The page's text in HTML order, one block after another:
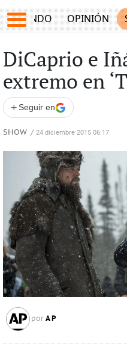
MUNDO OPINIÓN
DiCaprio e
extremo en
+ Seguir en
SHOW / 24 diciembre 2015 06:17
por AP